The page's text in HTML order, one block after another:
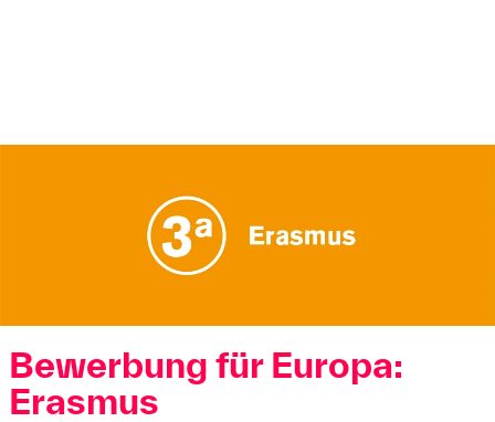
Bewerbung für Europa:
Erasmus